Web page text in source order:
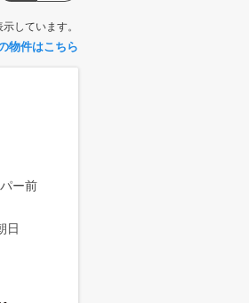
しています。
物件はこちら
ー前
日